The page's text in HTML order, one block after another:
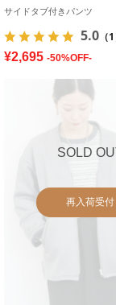
サイドタブ付きパンツ
5.0 （1
¥2,695 -50%OFF-
SOLD
再入荷受付